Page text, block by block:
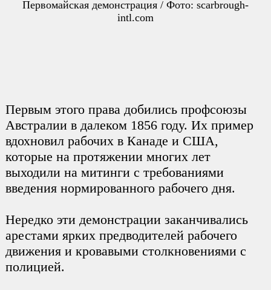
Первомайская демонстрация / Фото: scarbrough-
intl.com
Первым этого права добились профсоюзы
Австралии в далеком 1856 году. Их пример
вдохновил рабочих в Канаде и США,
которые на протяжении многих лет
выходили на митинги с требованиями
введения нормированного рабочего дня.
Нередко эти демонстрации заканчивались
арестами ярких предводителей рабочего
движения и кровавыми столкновениями с
полицией.